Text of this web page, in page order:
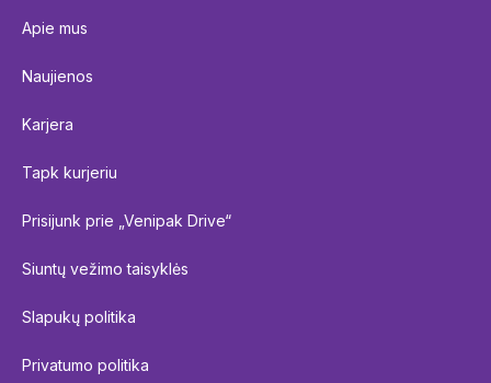
Apie mus
Naujienos
Karjera
Tapk kurjeriu
Prisijunk prie „Venipak Drive“
Siuntų vežimo taisyklės
Slapukų politika
Privatumo politika